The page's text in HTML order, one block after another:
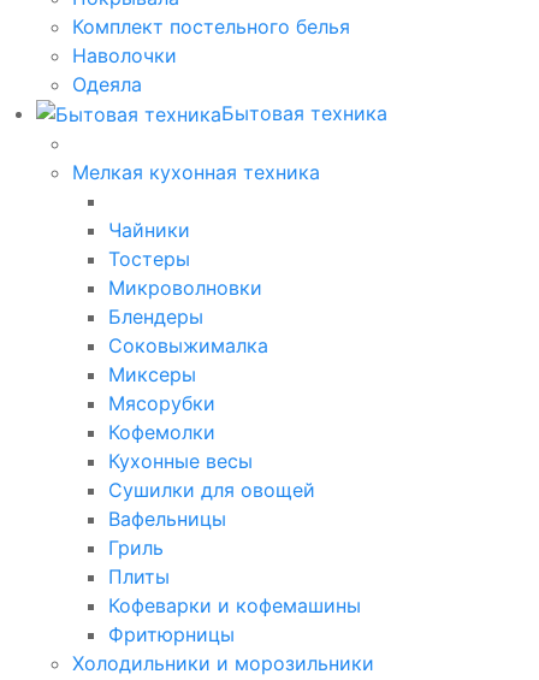
Комплект постельного белья
Наволочки
Одеяла
Бытовая техника
Мелкая кухонная техника
Чайники
Тостеры
Микроволновки
Блендеры
Соковыжималка
Миксеры
Мясорубки
Кофемолки
Кухонные весы
Сушилки для овощей
Вафельницы
Гриль
Плиты
Кофеварки и кофемашины
Фритюрницы
Холодильники и морозильники